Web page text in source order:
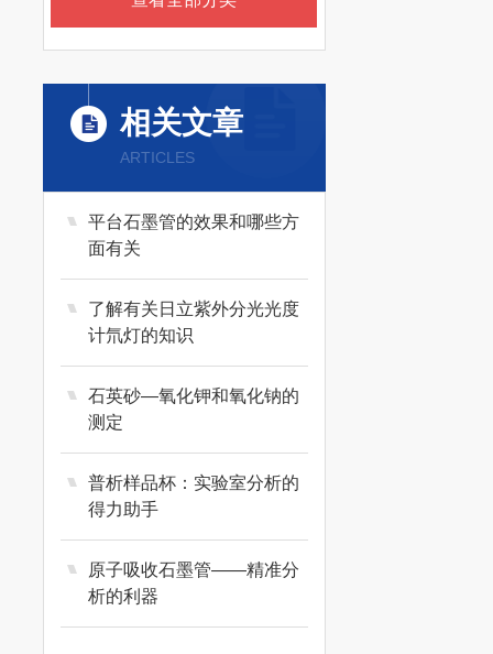
相关文章
ARTICLES
平台石墨管的效果和哪些方
面有关
了解有关日立紫外分光光度
计氘灯的知识
石英砂―氧化钾和氧化钠的
测定
普析样品杯：实验室分析的
得力助手
原子吸收石墨管——精准分
析的利器